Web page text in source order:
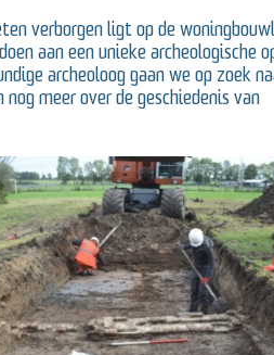
verborgen ligt op de
aan een unieke archeologische
archeoloog gaan we op zoek
meer over de geschiedenis van